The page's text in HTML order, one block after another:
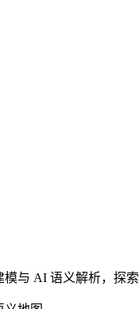
与 AI 语义解析，探